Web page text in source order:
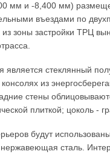
мм и -8,400 мм)
въездами по
зоны застройки ТРЦ
является стеклянный
из
стены
плиткой; цоколь -
будут
нержавеющая сталь.